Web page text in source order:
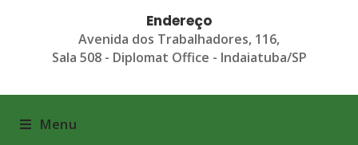
Endereço
Avenida dos Trabalhadores, 116,
Sala 508 - Diplomat Office - Indaiatuba/SP
Menu